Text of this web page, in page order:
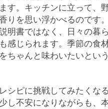
す。キッチンに立って、
りを思い浮かべるのです
明書ではなく、日々の暮
感じられます。季節の食
ちゃんと味わいたいとい
シピに挑戦してみたくな
し不安になりながらも、